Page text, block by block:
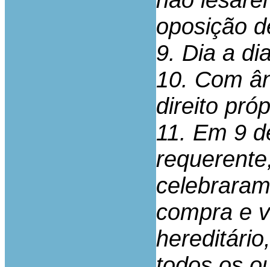
oposição
9. Dia a
10. Com
direito
11. Em 9
compra e